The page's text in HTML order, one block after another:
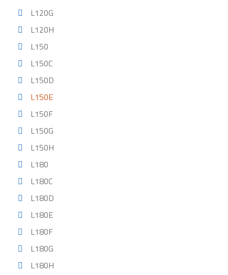
L120G
L120H
L150
L150C
L150D
L150E
L150F
L150G
L150H
L180
L180C
L180D
L180E
L180F
L180G
L180H